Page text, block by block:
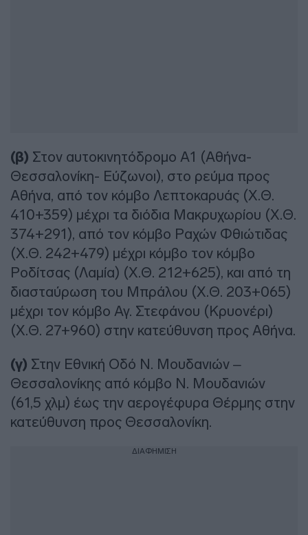
(β) Στον αυτοκινητόδρομο Α1 (Αθήνα-
Θεσσαλονίκη- Εύζωνοι), στο ρεύμα προς
Αθήνα, από τον κόμβο Λεπτοκαρυάς (Χ.Θ.
410+359) μέχρι τα διόδια Μακρυχωρίου (Χ.Θ.
374+291), από τον κόμβο Ραχών Φθιώτιδας
(Χ.Θ. 242+479) μέχρι κόμβο τον κόμβο
Ροδίτσας (Λαμία) (Χ.Θ. 212+625), και από τη
διασταύρωση του Μπράλου (Χ.Θ. 203+065)
μέχρι τον κόμβο Αγ. Στεφάνου (Κρυονέρι)
(Χ.Θ. 27+960) στην κατεύθυνση προς Αθήνα.
(γ) Στην Εθνική Οδό Ν. Μουδανιών –
Θεσσαλονίκης από κόμβο Ν. Μουδανιών
(61,5 χλμ) έως την αερογέφυρα Θέρμης στην
κατεύθυνση προς Θεσσαλονίκη.
ΔΙΑΦΗΜΙΣΗ